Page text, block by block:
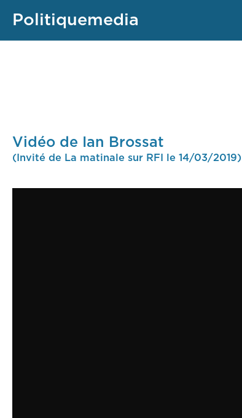
Politiquemedia
Vidéo de Ian Brossat
(Invité de La matinale sur RFI le 14/03/2019)